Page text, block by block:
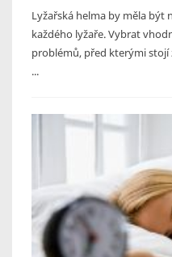
Lyžařská helma by měla být
každého lyžaře. Vybrat
problémů, před kterými stojí
...